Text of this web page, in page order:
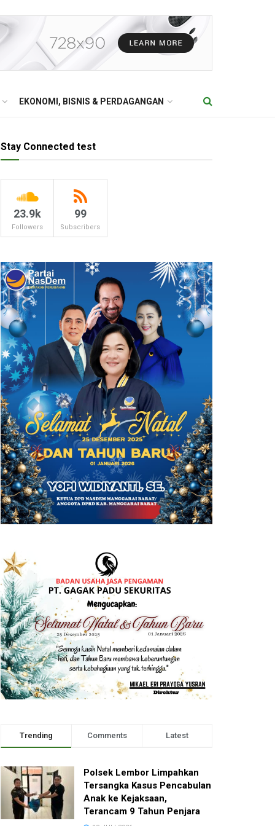
EKONOMI, BISNIS & PERDAGANGAN
Stay Connected test
23.9k
Followers
99
Subscribers
Trending Comments Latest
Polsek Lembor Limpahkan
Tersangka Kasus Pencabulan
Anak ke Kejaksaan,
Terancam 9 Tahun Penjara